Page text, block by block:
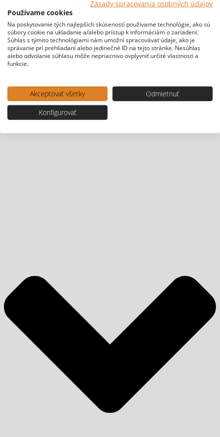
Zásady spracovania osobných údajov
Používame cookies
Na poskytovanie tých najlepších skúseností používame technológie, ako sú
súbory cookie na ukladanie a/alebo prístup k informáciám o zariadení.
Súhlas s týmito technológiami nám umožní spracovávať údaje, ako je
správanie pri prehliadaní alebo jedinečné ID na tejto stránke. Nesúhlas
alebo odvolanie súhlasu môže nepriaznivo ovplyvniť určité vlastnosti a
funkcie.
Akceptovať všetky
Odmietnuť
Konfigurovať